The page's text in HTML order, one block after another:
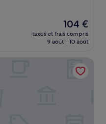
Le
nouveau
prix
de
104 €
104 €
taxes et frais compris
9 août - 10 août